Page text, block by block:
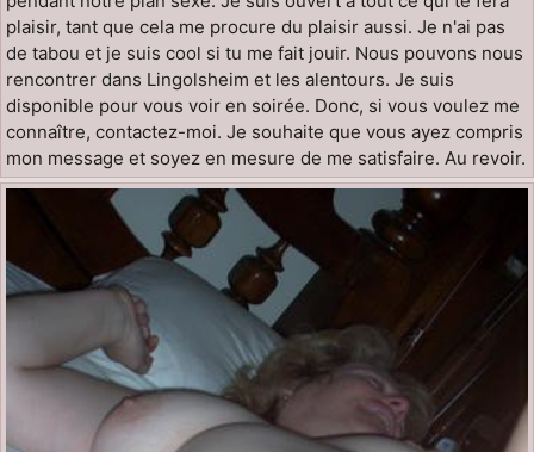
plaisir, tant que cela me procure du plaisir aussi. Je n'ai pas
de tabou et je suis cool si tu me fait jouir. Nous pouvons nous
rencontrer dans Lingolsheim et les alentours. Je suis
disponible pour vous voir en soirée. Donc, si vous voulez me
connaître, contactez-moi. Je souhaite que vous ayez compris
mon message et soyez en mesure de me satisfaire. Au revoir.